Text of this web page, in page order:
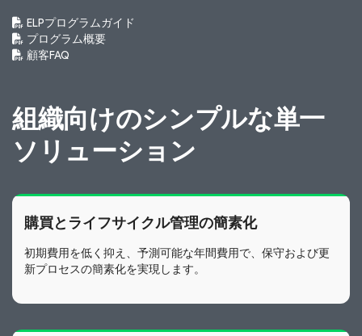
ELPプログラムガイド
プログラム概要
顧客FAQ
組織向けのシンプルな単一
ソリューション
購買とライフサイクル管理の簡素化
初期費用を低く抑え、予測可能な年間費用で、保守および更
新プロセスの簡素化を実現します。